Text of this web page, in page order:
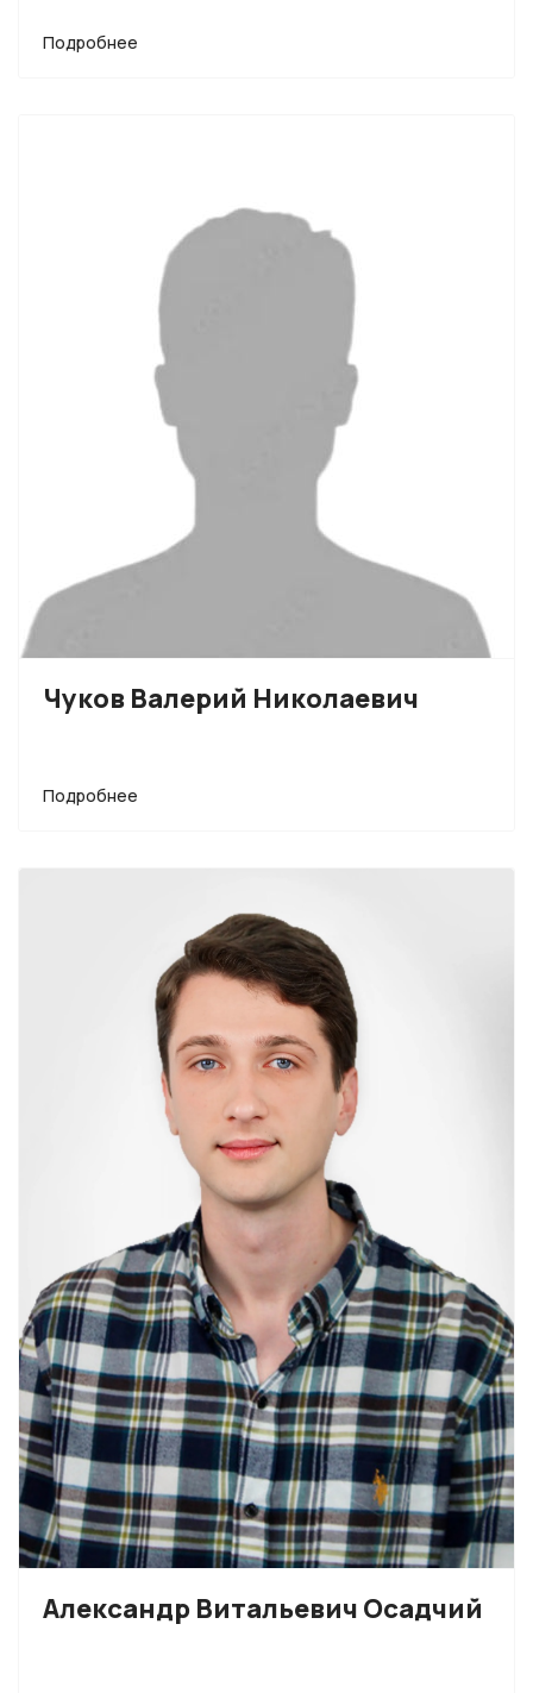
Подробнее
Чуков Валерий Николаевич
Подробнее
Александр Витальевич Осадчий